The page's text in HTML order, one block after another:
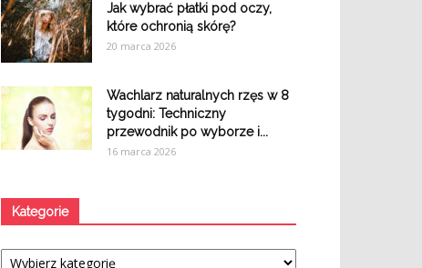
Jak wybrać płatki pod oczy,
które ochronią skórę?
20 marca 2026
Wachlarz naturalnych rzęs w 8
tygodni: Techniczny
przewodnik po wyborze i...
16 marca 2026
Kategorie
Kategorie